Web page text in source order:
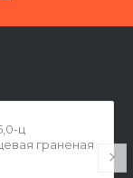
ц
граненая